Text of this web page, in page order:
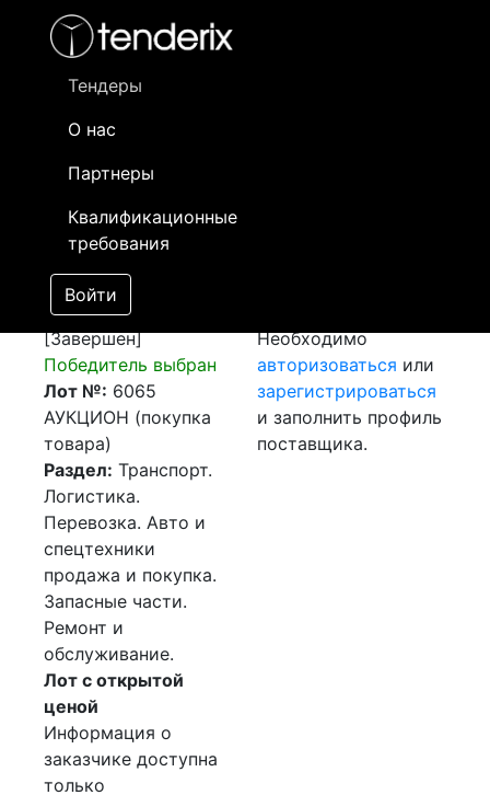
Тендеры
О нас
Партнеры
Квалификационные
требования
Войти
- активный лот
- сохраненный лот (не опубликован)
Закупка:
Авиаперевозка
г.Регенсбург
(Германия) -
г.Алматы (РК)
[Завершен]
Победитель выбран
Лот №: 6065
АУКЦИОН (покупка
товара)
Раздел: Транспорт.
Логистика.
Перевозка. Авто и
спецтехники
продажа и покупка.
Запасные части.
Ремонт и
обслуживание.
Лот с открытой
ценой
Информация о
заказчике доступна
только
Необходимо
авторизоваться или
зарегистрироваться
и заполнить профиль
поставщика.